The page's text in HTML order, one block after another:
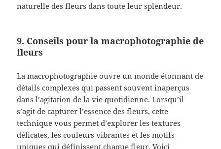
naturelle des fleurs dans toute leur splendeur.
9. Conseils pour la macrophotographie de
fleurs
La macrophotographie ouvre un monde étonnant de
détails complexes qui passent souvent inaperçus
dans l’agitation de la vie quotidienne. Lorsqu’il
s’agit de capturer l’essence des fleurs, cette
technique vous permet d’explorer les textures
délicates, les couleurs vibrantes et les motifs
uniques qui définissent chaque fleur. Voici